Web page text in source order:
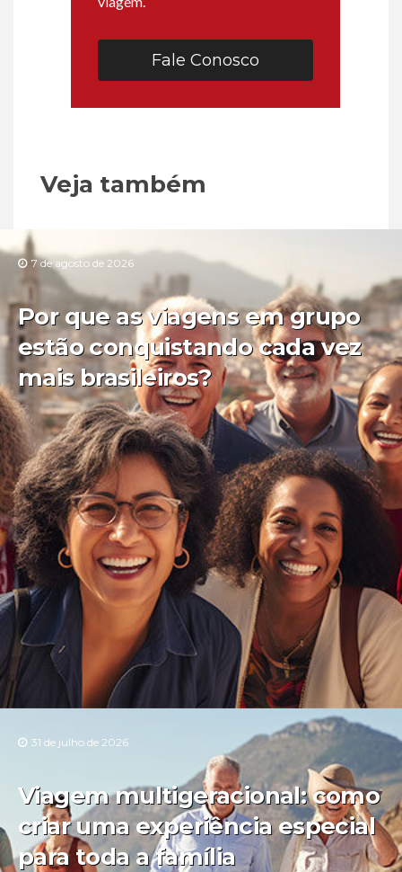
Fale Conosco
Veja também
7 de agosto de 2026
Por que as viagens em grupo
estão conquistando cada vez
mais brasileiros?
31 de julho de 2026
Viagem multigeracional: como
criar uma experiência especial
para toda a família